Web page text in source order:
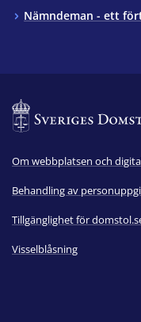
Nämndeman - ett
Om webbplatsen och
Behandling av
Tillgänglighet för
Visselblåsning